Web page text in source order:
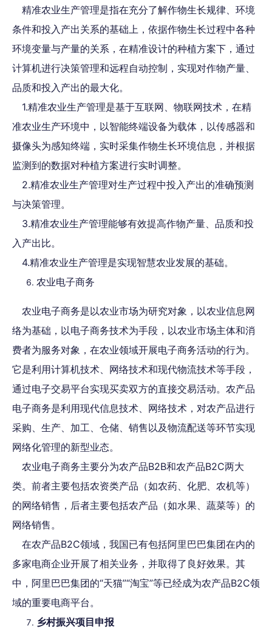
精准农业生产管理是指在充分了解作物生长规律、环境
条件和投入产出关系的基础上，依据作物生长过程中各种
环境变量与产量的关系，在精准设计的种植方案下，通过
计算机进行决策管理和远程自动控制，实现对作物产量、
品质和投入产出的最大化。
1.精准农业生产管理是基于互联网、物联网技术，在精
准农业生产环境中，以智能终端设备为载体，以传感器和
摄像头为感知终端，实时采集作物生长环境信息，并根据
监测到的数据对种植方案进行实时调整。
2.精准农业生产管理对生产过程中投入产出的准确预测
与决策管理。
3.精准农业生产管理能够有效提高作物产量、品质和投
入产出比。
4.精准农业生产管理是实现智慧农业发展的基础。
农业电子商务
农业电子商务是以农业市场为研究对象，以农业信息网
络为基础，以电子商务技术为手段，以农业市场主体和消
费者为服务对象，在农业领域开展电子商务活动的行为。
它是利用计算机技术、网络技术和现代物流技术等手段，
通过电子交易平台实现买卖双方的直接交易活动。农产品
电子商务是利用现代信息技术、网络技术，对农产品进行
采购、生产、加工、仓储、销售以及物流配送等环节实现
网络化管理的新型业态。
农业电子商务主要分为农产品B2B和农产品B2C两大
类。前者主要包括农资类产品（如农药、化肥、农机等）
的网络销售，后者主要包括农产品（如水果、蔬菜等）的
网络销售。
在农产品B2C领域，我国已有包括阿里巴巴集团在内的
多家电商企业开展了相关业务，并取得了良好效果。其
中，阿里巴巴集团的“天猫”“淘宝”等已经成为农产品B2C领
域的重要电商平台。
乡村振兴项目申报